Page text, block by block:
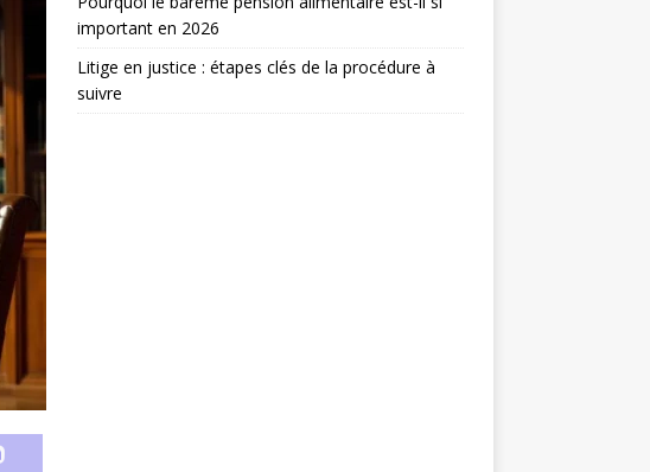
important en 2026
Litige en justice : étapes clés de la procédure à
suivre